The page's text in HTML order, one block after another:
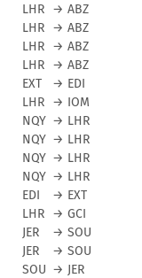
LHR → ABZ
LHR → ABZ
LHR → ABZ
LHR → ABZ
EXT → EDI
LHR → IOM
NQY → LHR
NQY → LHR
NQY → LHR
NQY → LHR
EDI → EXT
LHR → GCI
JER → SOU
JER → SOU
SOU → JER